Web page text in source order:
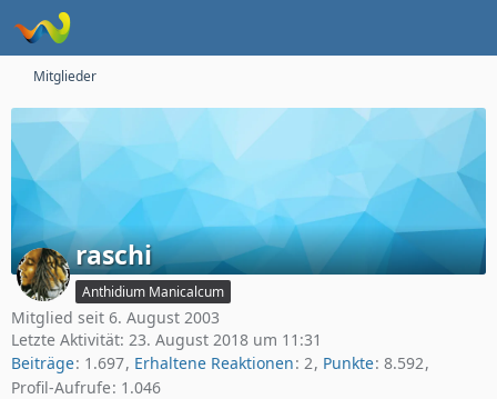
Mitglieder
raschi
Anthidium Manicalcum
Mitglied seit 6. August 2003
Letzte Aktivität: 23. August 2018 um 11:31
Beiträge 1.697 Erhaltene Reaktionen 2 Punkte 8.592
Profil-Aufrufe 1.046